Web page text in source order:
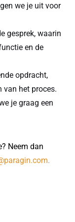
we je uit voor
gesprek, waarin
en de
opdracht,
van het proces.
je graag een
Neem dan
.